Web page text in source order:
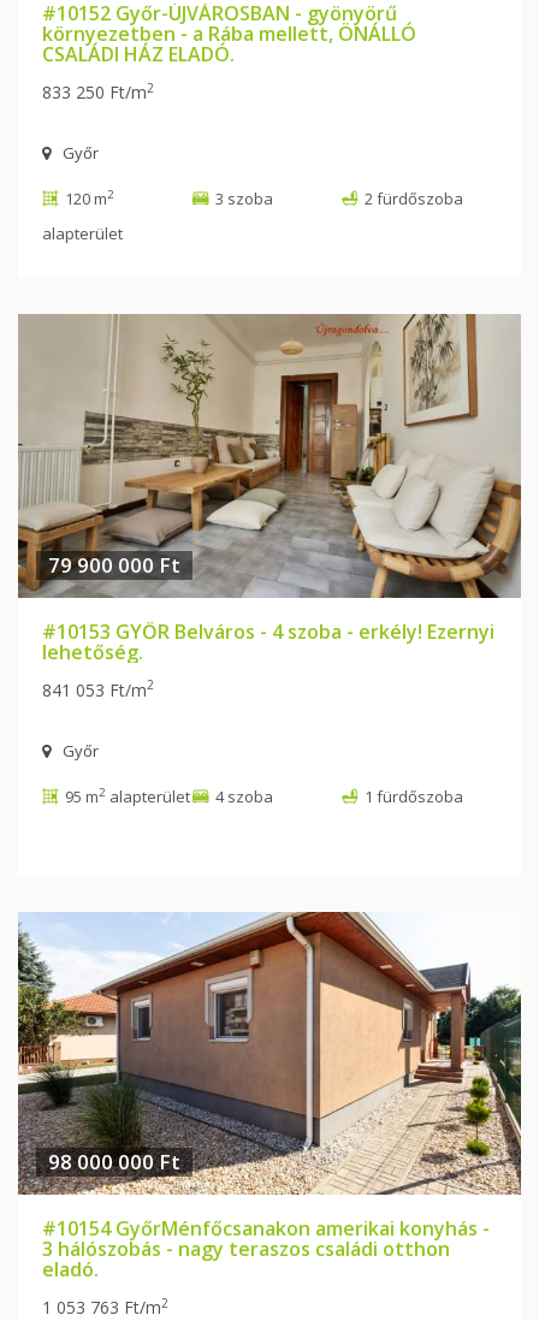
#10152 Győr-ÚJVÁROSBAN - gyönyörű
környezetben - a Rába mellett, ÖNÁLLÓ
CSALÁDI HÁZ ELADÓ.
833 250 Ft/m2
Győr
120 m2
alapterület
3 szoba 2 fürdőszoba
79 900 000 Ft
#10153 GYŐR Belváros - 4 szoba - erkély! Ezernyi
lehetőség.
841 053 Ft/m2
Győr
95 m2 alapterület 4 szoba 1 fürdőszoba
98 000 000 Ft
#10154 GyőrMénfőcsanakon amerikai konyhás -
3 hálószobás - nagy teraszos családi otthon
eladó.
1 053 763 Ft/m2